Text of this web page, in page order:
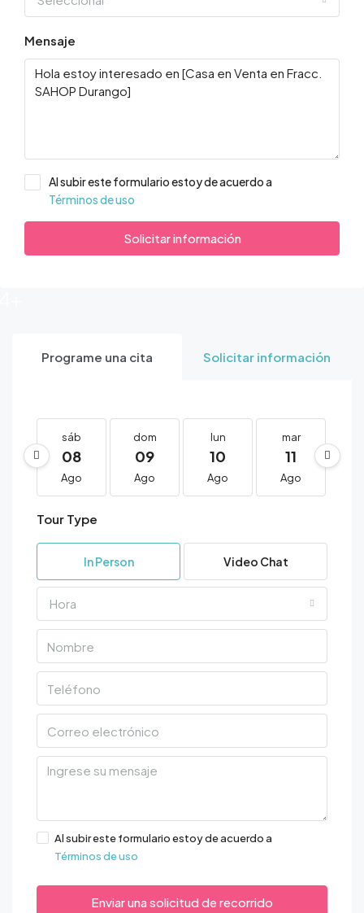
Mensaje
Al subir este formulario estoy de acuerdo a
Términos de uso
Solicitar información
Programe una cita Solicitar información
sáb
08
Ago
dom
09
Ago
lun
10
Ago
mar
11
Ago
Tour Type
In Person Video Chat
Hora
Al subir este formulario estoy de acuerdo a
Términos de uso
Enviar una solicitud de recorrido